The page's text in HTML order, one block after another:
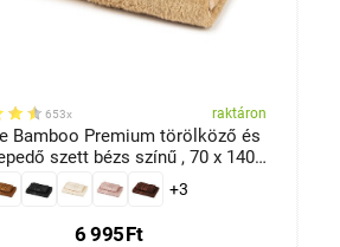
653x raktáron
Bamboo Premium törölköző és
szett bézs színű , 70 x 140
x 100 cm
+3
6 995Ft